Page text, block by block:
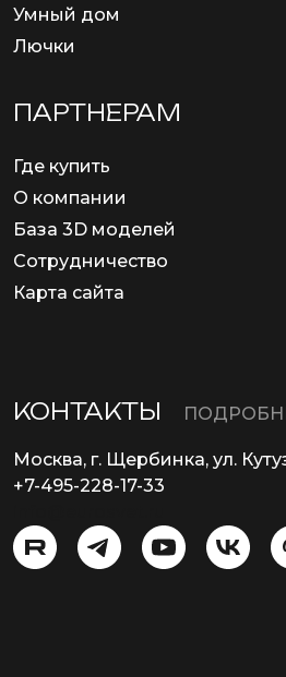
Умный дом
Лючки
ПАРТНЕРАМ
Где купить
О компании
База 3D моделей
Сотрудничество
Карта сайта
КОНТАКТЫ
Москва, г. Щербинка, ул.
+7-495-228-17-33